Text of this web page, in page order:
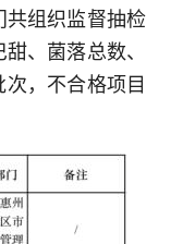
组织监督抽检
、菌落总数、
，不合格项目